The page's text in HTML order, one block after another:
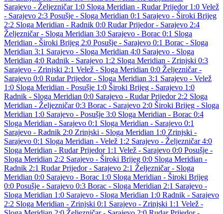
Sarajevo - Željezničar 1:0 Sloga Meridian - Rudar Prijedor 1:0 Velež
- Sarajevo 2:3 Posušje - Sloga Meridian 0:1 Sarajevo - Široki Brijeg
2:2 Sloga Meridian - Radnik 0:0 Rudar Prijedor - Sarajevo 2:4
Željezničar - Sloga Meridian 3:0 Sarajevo - Borac 0:1 Sloga
Meridian - Široki Brijeg 2:0 Posušje - Sarajevo 0:1 Borac - Sloga
Meridian 3:1 Sarajevo - Sloga Meridian 4:0 Sarajevo - Sloga
Meridian 4:0 Radnik - Sarajevo 1:2 Sloga Meridian - Zrinjski 0:3
Sarajevo - Zrinjski 2:1 Velež - Sloga Meridian 0:0 Željezničar -
Sarajevo 0:0 Rudar Prijedor - Sloga Meridian 3:1 Sarajevo - Velež
1:0 Sloga Meridian - Posušje 1:0 Široki Brijeg - Sarajevo 1:0
Radnik - Sloga Meridian 0:0 Sarajevo - Rudar Prijedor 2:2 Sloga
Meridian - Željezničar 0:3 Borac - Sarajevo 2:0 Široki Brijeg - Sloga
Meridian 1:0 Sarajevo - Posušje 3:0 Sloga Meridian - Borac 0:4
Sloga Meridian - Sarajevo 0:1 Sloga Meridian - Sarajevo 0:1
Sarajevo - Radnik 2:0 Zrinjski - Sloga Meridian 1:0 Zrinjski -
Sarajevo 0:1 Sloga Meridian - Velež 1:2 Sarajevo - Željezničar 4:0
Sloga Meridian - Rudar Prijedor 1:1 Velež - Sarajevo 0:0 Posušje -
Sloga Meridian 2:2 Sarajevo - Široki Brijeg 0:0 Sloga Meridian -
Radnik 2:1 Rudar Prijedor - Sarajevo 2:1 Željezničar - Sloga
Meridian 0:0 Sarajevo - Borac 1:0 Sloga Meridian - Široki Brijeg
0:0 Posušje - Sarajevo 0:3 Borac - Sloga Meridian 2:1 Sarajevo -
Sloga Meridian 1:0 Sarajevo - Sloga Meridian 1:0 Radnik - Sarajevo
2:2 Sloga Meridian - Zrinjski 0:1 Sarajevo - Zrinjski 1:1 Velež -